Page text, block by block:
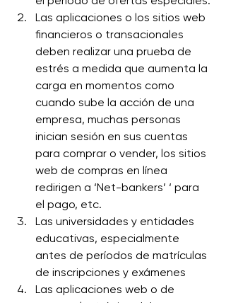
Las aplicaciones o los sitios web
financieros o transacionales
deben realizar una prueba de
estrés a medida que aumenta la
carga en momentos como
cuando sube la acción de una
empresa, muchas personas
inician sesión en sus cuentas
para comprar o vender, los sitios
web de compras en línea
redirigen a ‘Net-bankers’ ‘ para
el pago, etc.
Las universidades y entidades
educativas, especialmente
antes de períodos de matrículas
de inscripciones y exámenes
Las aplicaciones web o de